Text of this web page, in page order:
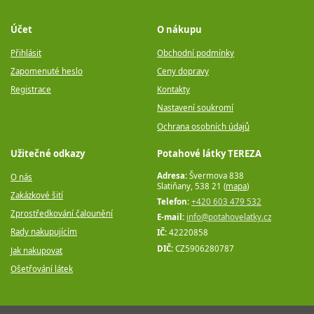
Potahové látky TEREZA
Adresa: Švermova 838
Slatiňany, 538 21 (mapa)
Telefon: +420 603 479 532
E-mail: info@potahovelatky.cz
IČ: 42220858
DIČ: CZ5906280787
Účet
Přihlásit
Zapomenuté heslo
Registrace
O nákupu
Obchodní podmínky
Ceny dopravy
Kontakty
Nastavení soukromí
Ochrana osobních údajů
Užitečné odkazy
O nás
Zakázkové šití
Zprostředkování čalounění
Rady nakupujícím
Jak nakupovat
Ošetřování látek